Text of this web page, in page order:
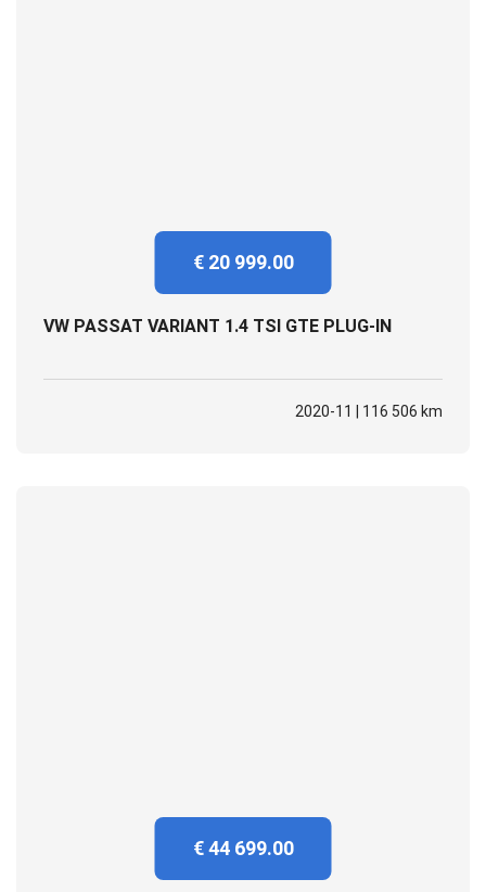
€ 20 999.00
VW PASSAT VARIANT 1.4 TSI GTE PLUG-IN
2020-11 | 116 506 km
€ 44 699.00